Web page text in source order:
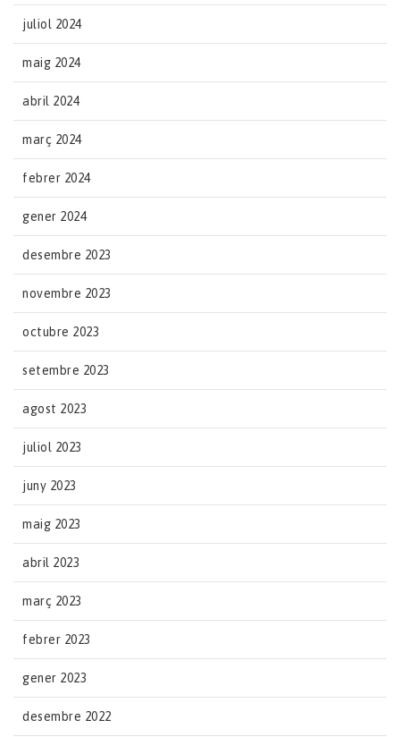
juliol 2024
maig 2024
abril 2024
març 2024
febrer 2024
gener 2024
desembre 2023
novembre 2023
octubre 2023
setembre 2023
agost 2023
juliol 2023
juny 2023
maig 2023
abril 2023
març 2023
febrer 2023
gener 2023
desembre 2022